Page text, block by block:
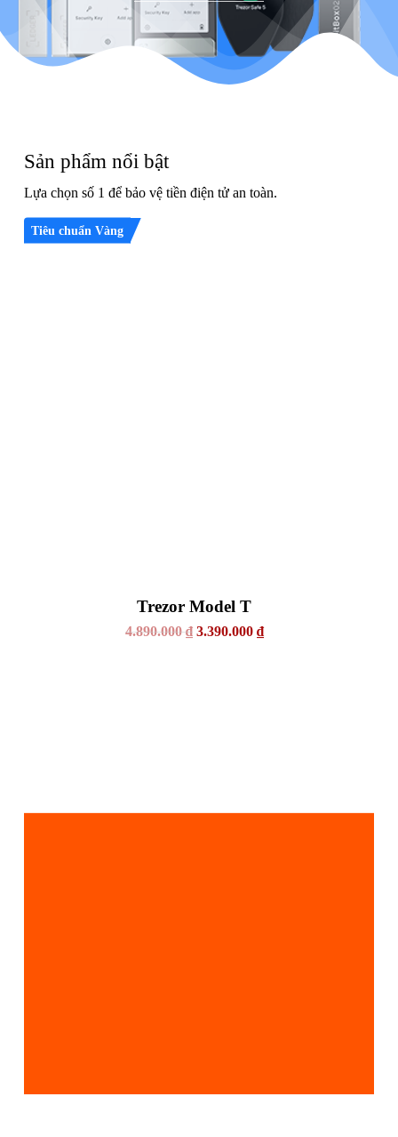
Sản phẩm nổi bật
Lựa chọn số 1 để bảo vệ tiền điện tử an toàn.
Tiêu chuẩn Vàng
Trezor Model T
4.890.000₫ 3.390.000 ₫